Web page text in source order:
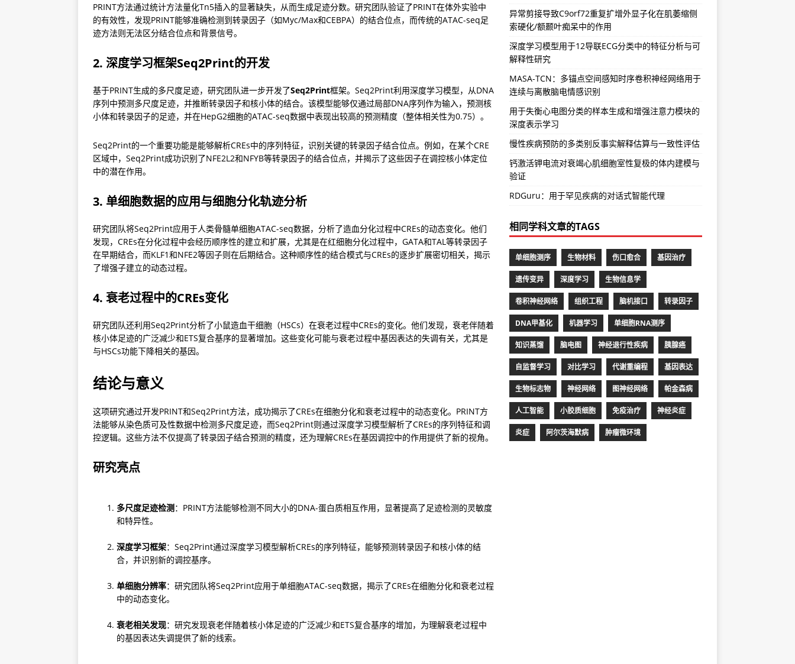
PRINT方法通过统计方法量化Tn5插入的显著缺失，从而生成足迹分数。研究团队验证了PRINT在体外实验中
的有效性，发现PRINT能够准确检测到转录因子（如Myc/Max和CEBPA）的结合位点，而传统的ATAC-seq足
迹方法则无法区分结合位点和背景信号。
2. 深度学习框架Seq2Print的开发
基于PRINT生成的多尺度足迹，研究团队进一步开发了Seq2Print框架。Seq2Print利用深度学习模型，从DNA
序列中预测多尺度足迹，并推断转录因子和核小体的结合。该模型能够仅通过局部DNA序列作为输入，预测核
小体和转录因子的足迹，并在HepG2细胞的ATAC-seq数据中表现出较高的预测精度（整体相关性为0.75）。
Seq2Print的一个重要功能是能够解析CREs中的序列特征，识别关键的转录因子结合位点。例如，在某个CRE
区域中，Seq2Print成功识别了NFE2L2和NFYB等转录因子的结合位点，并揭示了这些因子在调控核小体定位
中的潜在作用。
3. 单细胞数据的应用与细胞分化轨迹分析
研究团队将Seq2Print应用于人类骨髓单细胞ATAC-seq数据，分析了造血分化过程中CREs的动态变化。他们
发现，CREs在分化过程中会经历顺序性的建立和扩展，尤其是在红细胞分化过程中，GATA和TAL等转录因子
在早期结合，而KLF1和NFE2等因子则在后期结合。这种顺序性的结合模式与CREs的逐步扩展密切相关，揭示
了增强子建立的动态过程。
4. 衰老过程中的CREs变化
研究团队还利用Seq2Print分析了小鼠造血干细胞（HSCs）在衰老过程中CREs的变化。他们发现，衰老伴随着
核小体足迹的广泛减少和ETS复合基序的显著增加。这些变化可能与衰老过程中基因表达的失调有关，尤其是
与HSCs功能下降相关的基因。
结论与意义
这项研究通过开发PRINT和Seq2Print方法，成功揭示了CREs在细胞分化和衰老过程中的动态变化。PRINT方
法能够从染色质可及性数据中检测多尺度足迹，而Seq2Print则通过深度学习模型解析了CREs的序列特征和调
控逻辑。这些方法不仅提高了转录因子结合预测的精度，还为理解CREs在基因调控中的作用提供了新的视角。
研究亮点
多尺度足迹检测：PRINT方法能够检测不同大小的DNA-蛋白质相互作用，显著提高了足迹检测的灵敏度
和特异性。
深度学习框架：Seq2Print通过深度学习模型解析CREs的序列特征，能够预测转录因子和核小体的结
合，并识别新的调控基序。
单细胞分辨率：研究团队将Seq2Print应用于单细胞ATAC-seq数据，揭示了CREs在细胞分化和衰老过程
中的动态变化。
衰老相关发现：研究发现衰老伴随着核小体足迹的广泛减少和ETS复合基序的增加，为理解衰老过程中
的基因表达失调提供了新的线索。
异常剪接导致C9orf72重复扩增外显子化在肌萎缩侧
索硬化/额颞叶痴呆中的作用
深度学习模型用于12导联ECG分类中的特征分析与可
解释性研究
MASA-TCN：多锚点空间感知时序卷积神经网络用于
连续与离散脑电情感识别
用于失衡心电图分类的样本生成和增强注意力模块的
深度表示学习
慢性疾病预防的多类别反事实解释估算与一致性评估
钙激活钾电流对衰竭心肌细胞室性复极的体内建模与
验证
RDGuru：用于罕见疾病的对话式智能代理
相同学科文章的TAGS
单细胞测序 生物材料 伤口愈合 基因治疗
遗传变异 深度学习 生物信息学
卷积神经网络 组织工程 脑机接口 转录因子
DNA甲基化 机器学习 单细胞RNA测序
知识蒸馏 脑电图 神经退行性疾病 胰腺癌
自监督学习 对比学习 代谢重编程 基因表达
生物标志物 神经网络 图神经网络 帕金森病
人工智能 小胶质细胞 免疫治疗 神经炎症
炎症 阿尔茨海默病 肿瘤微环境